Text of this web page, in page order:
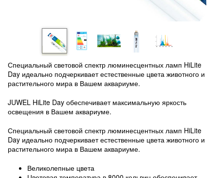
Специальный световой спектр люминесцентных ламп HiLite
Day идеально подчеркивает естественные цвета животного и
растительного мира в Вашем аквариуме.
JUWEL HiLite Day обеспечивает максимальную яркость
освещения в Вашем аквариуме.
Специальный световой спектр люминесцентных ламп HiLite
Day идеально подчеркивает естественные цвета животного и
растительного мира в Вашем аквариуме.
Великолепные цвета